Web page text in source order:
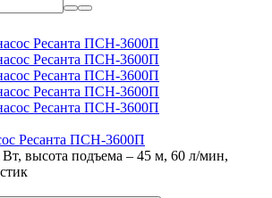
Ресанта ПСН-3600П
высота подъема – 45 м, 60 л/мин,